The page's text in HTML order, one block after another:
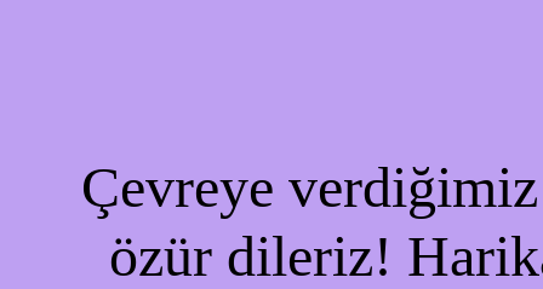
Çevreye verdiğimiz
özür dileriz!